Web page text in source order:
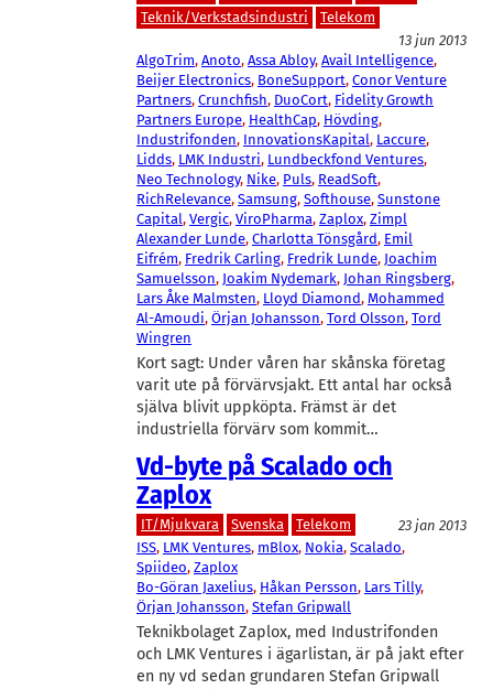
Teknik/Verkstadsindustri
Telekom
13 jun 2013
AlgoTrim, Anoto, Assa Abloy, Avail Intelligence
Beijer Electronics, BoneSupport, Conor Venture
Partners, Crunchfish, DuoCort, Fidelity Growth
Partners Europe, HealthCap, Hövding
Industrifonden, InnovationsKapital, Laccure
Lidds, LMK Industri, Lundbeckfond Ventures
Neo Technology, Nike, Puls, ReadSoft
RichRelevance, Samsung, Softhouse, Sunstone
Capital, Vergic, ViroPharma, Zaplox, Zimpl
Alexander Lunde, Charlotta Tönsgård, Emil
Eifrém, Fredrik Carling, Fredrik Lunde, Joachim
Samuelsson, Joakim Nydemark, Johan Ringsberg
Lars Åke Malmsten, Lloyd Diamond, Mohammed
Al-Amoudi, Örjan Johansson, Tord Olsson, Tord
Wingren
Kort sagt: Under våren har skånska företag
varit ute på förvärvsjakt. Ett antal har också
själva blivit uppköpta. Främst är det
industriella förvärv som kommit…
Vd-byte på Scalado och
Zaplox
IT/Mjukvara Svenska Telekom
23 jan 2013
ISS, LMK Ventures, mBlox, Nokia, Scalado
Spiideo, Zaplox
Bo-Göran Jaxelius, Håkan Persson, Lars Tilly
Örjan Johansson, Stefan Gripwall
Teknikbolaget Zaplox, med Industrifonden
och LMK Ventures i ägarlistan, är på jakt efter
en ny vd sedan grundaren Stefan Gripwall